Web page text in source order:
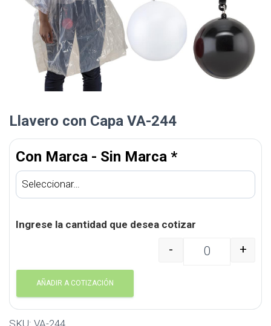
Llavero con Capa VA-244
Con Marca - Sin Marca *
Ingrese la cantidad que desea cotizar
Llavero con Capa VA-
- +
AÑADIR A COTIZACIÓN
SKU: VA-244